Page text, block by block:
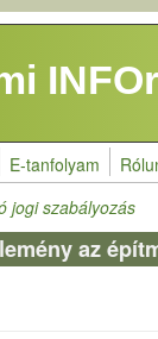
E-tanfolyam
jogi szabályozás
az